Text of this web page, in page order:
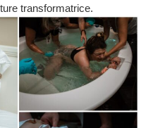
transformatrice.